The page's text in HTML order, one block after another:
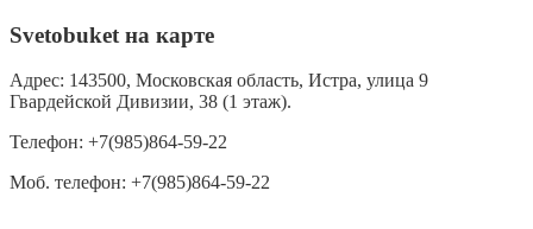
Svetobuket на карте
Адрес: 143500, Московская область, Истра, улица 9
Гвардейской Дивизии, 38 (1 этаж).
Телефон: +7(985)864-59-22
Моб. телефон: +7(985)864-59-22